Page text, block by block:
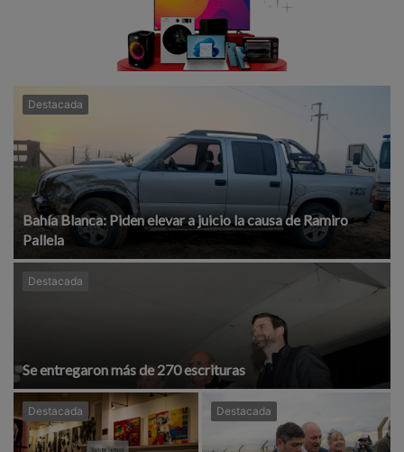
Destacada
Bahía Blanca: Piden elevar a juicio la causa de Ramiro
Pallela
Destacada
Se entregaron más de 270 escrituras
Destacada Destacada